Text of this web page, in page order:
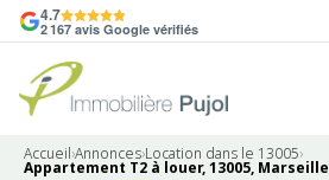
4.7
2 167 avis Google vérifiés
Accueil›Annonces›Location dans le 13005›
Appartement T2 à louer, 13005, Marseille